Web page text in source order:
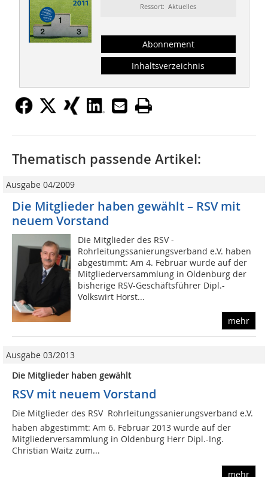
Ressort: Aktuelles
Abonnement
Inhaltsverzeichnis
Thematisch passende Artikel:
Ausgabe 04/2009
Die Mitglieder haben gewählt – RSV mit
neuem Vorstand
Die Mitglieder des RSV -
Rohrleitungssanierungsverband e.V. haben
abgestimmt: Am 4. Februar wurde auf der
Mitgliederversammlung in Oldenburg der
bisherige RSV-Geschäftsführer Dipl.-
Volkswirt Horst...
mehr
Ausgabe 03/2013
Die Mitglieder haben gewählt
RSV mit neuem Vorstand
Die Mitglieder des RSV  Rohrleitungssanierungsverband e.V.
haben abgestimmt: Am 6. Februar 2013 wurde auf der
Mitgliederversammlung in Oldenburg Herr Dipl.-Ing.
Christian Waitz zum...
mehr